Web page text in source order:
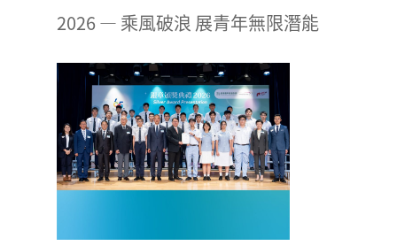
2026 — 乘風破浪 展青年無限潛能